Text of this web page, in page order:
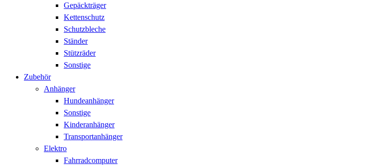
Gepäckträger
Kettenschutz
Schutzbleche
Ständer
Stützräder
Sonstige
Zubehör
Anhänger
Hundeanhänger
Sonstige
Kinderanhänger
Transportanhänger
Elektro
Fahrradcomputer